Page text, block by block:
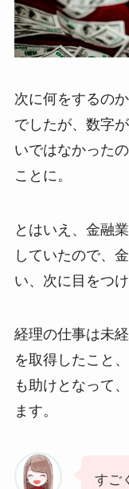
次に何をするの
でしたが、数字
いではなかった
ことに。
とはいえ、金融
していたので、
い、次に目をつ
経理の仕事は未
を取得したこと
も助けとなって
ます。
すご